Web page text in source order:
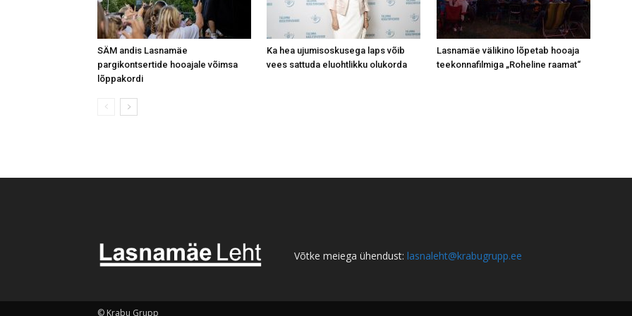
SÄM andis Lasnamäe
pargikontsertide hooajale võimsa
lõppakordi
Ka hea ujumisoskusega laps võib
vees sattuda eluohtlikku olukorda
Lasnamäe välikino lõpetab hooaja
teekonnafilmiga „Roheline raamat“
Võtke meiega ühendust: lasnaleht@krabugrupp.ee
© Krabu Grupp